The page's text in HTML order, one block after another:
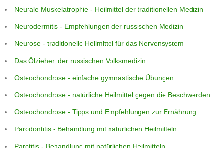
Neurale Muskelatrophie - Heilmittel der traditionellen Medizin
Neurodermitis - Empfehlungen der russischen Medizin
Neurose - traditionelle Heilmittel für das Nervensystem
Das Ölziehen der russischen Volksmedizin
Osteochondrose - einfache gymnastische Übungen
Osteochondrose - natürliche Heilmittel gegen die Beschwerden
Osteochondrose - Tipps und Empfehlungen zur Ernährung
Parodontitis - Behandlung mit natürlichen Heilmitteln
Parotitis - Behandlung mit natürlichen Heilmitteln